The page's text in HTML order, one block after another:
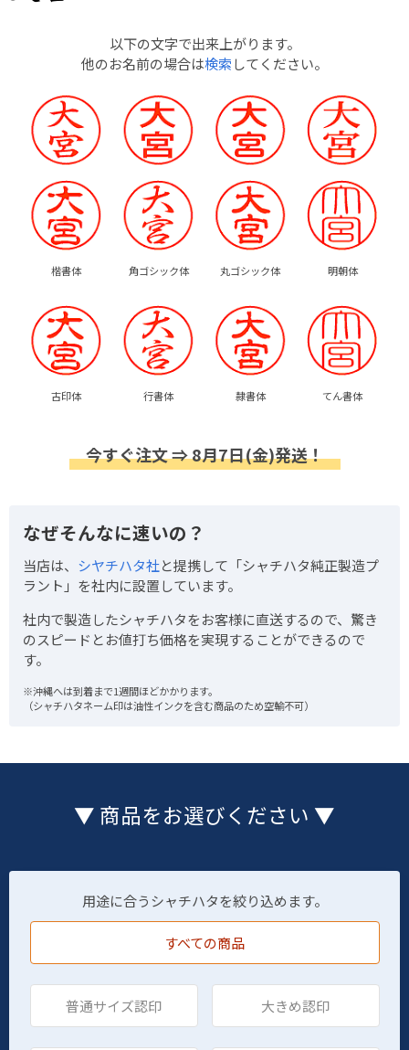
以下の文字で出来上がります。
他のお名前の場合は検索してください。
楷書体 角ゴシック体 丸ゴシック体 明朝体
古印体 行書体 隷書体 てん書体
今すぐ注文 ⇒ 8月7日(金)発送！
なぜそんなに速いの？
当店は、 シヤチハタ社と提携して「シャチハタ純正製造プ
ラント」を社内に設置しています。
社内で製造したシャチハタをお客様に直送するので、驚き
のスピードとお値打ち価格を実現することができるので
す。
※沖縄へは到着まで1週間ほどかかります。
（シャチハタネーム印は油性インクを含む商品のため空輸不可）
▼ 商品をお選びください ▼
用途に合うシャチハタを絞り込めます。
すべての商品
普通サイズ認印 大きめ認印